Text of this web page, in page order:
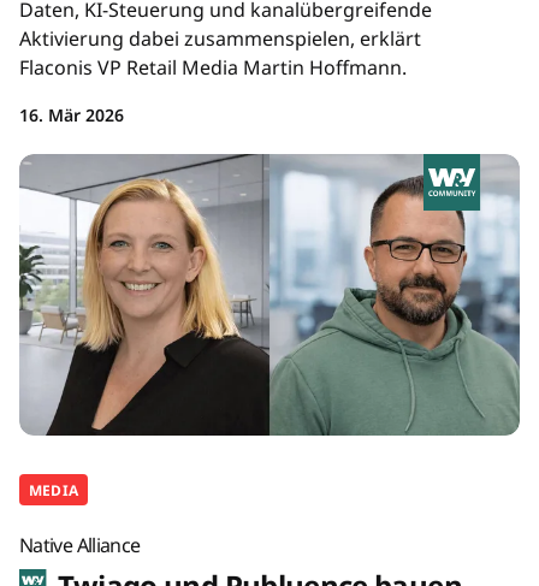
Daten, KI-Steuerung und kanalübergreifende
Aktivierung dabei zusammenspielen, erklärt
Flaconis VP Retail Media Martin Hoffmann.
16. Mär 2026
MEDIA
Native Alliance